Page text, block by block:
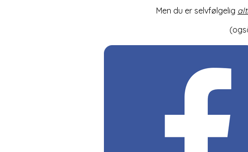
Men du er selvfølgelig